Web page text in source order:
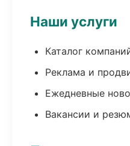
Наши услуги
Каталог
Реклама и
Ежедневные
Вакансии и